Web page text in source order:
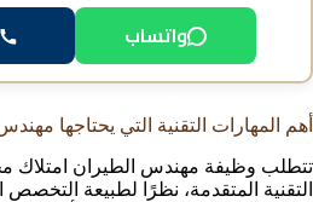
واتساب
أهم المهارات التقنية التي يحتاجها
تتطلب وظيفة مهندس الطيران امتلاك
التقنية المتقدمة، نظرًا لطبيعة